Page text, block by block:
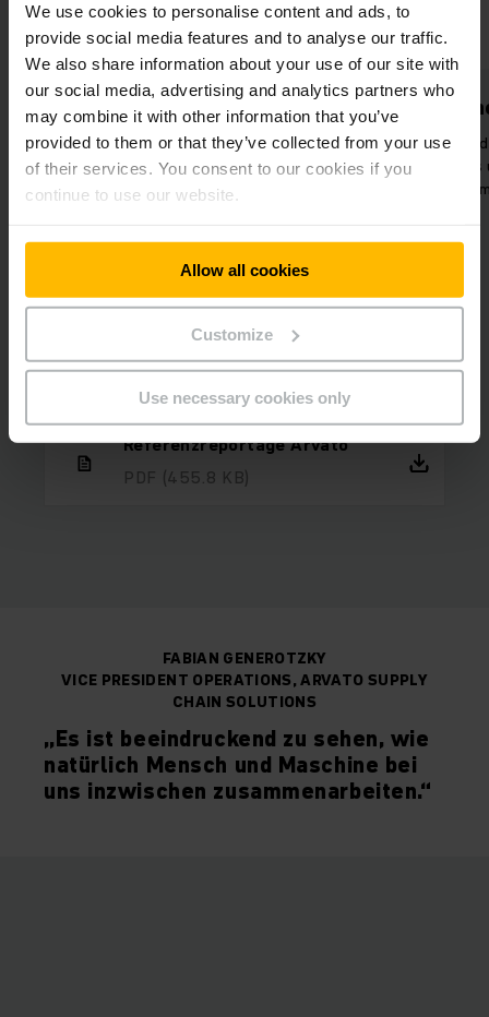
We use cookies to personalise content and ads, to
provide social media features and to analyse our traffic.
We also share information about your use of our site with
our social media, advertising and analytics partners who
may combine it with other information that you’ve
provided to them or that they’ve collected from your use
of their services. You consent to our cookies if you
continue to use our website.
Allow all cookies
Customize
Use necessary cookies only
Erhöhte Sicherheit
Hoher Schutz im Mischbetrieb
durch Soforterkennung von
Hindernissen auf dem Fahrweg.
Lithium-
Automatische
selbstständiges
Nachladen im
Referenzreportage Arvato
PDF (455.8 KB)
FABIAN GENEROTZKY
VICE PRESIDENT OPERATIONS, ARVATO SUPPLY
CHAIN SOLUTIONS
„Es ist beeindruckend zu sehen, wie
natürlich Mensch und Maschine bei
uns inzwischen zusammenarbeiten.“